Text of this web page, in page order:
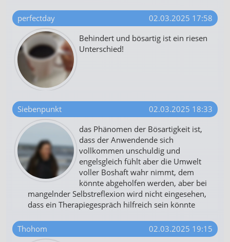
perfectday
02.03.2025 17:58
Behindert und bösartig ist ein riesen
Unterschied!
Siebenpunkt
02.03.2025 18:33
das Phänomen der Bösartigkeit ist,
dass der Anwendende sich
vollkommen unschuldig und
engelsgleich fühlt aber die Umwelt
voller Boshaft wahr nimmt, dem
könnte abgeholfen werden, aber bei
mangelnder Selbstreflexion wird nicht eingesehen,
dass ein Therapiegespräch hilfreich sein könnte
Thohom
02.03.2025 19:15